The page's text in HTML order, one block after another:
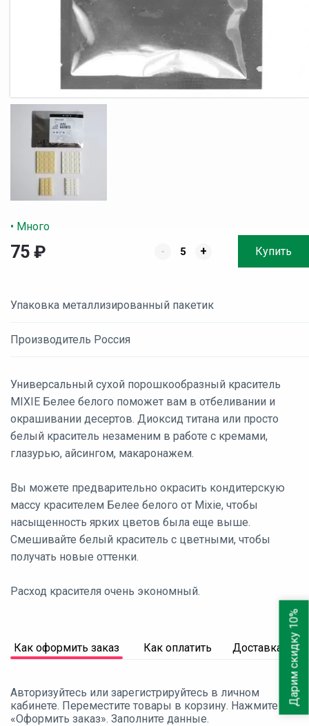
• Много
75 ₽ - + Купить
Упаковка металлизированный пакетик
Производитель Россия
Универсальный сухой порошкообразный краситель
MIXIE Белее белого поможет вам в отбеливании и
окрашивании десертов. Диоксид титана или просто
белый краситель незаменим в работе с кремами,
глазурью, айсингом, макаронажем.
Вы можете предварительно окрасить кондитерскую
массу красителем Белее белого от Mixie, чтобы
насыщенность ярких цветов была еще выше.
Смешивайте белый краситель с цветными, чтобы
получать новые оттенки.
Расход красителя очень экономный.
Как оформить заказ Как оплатить Доставка
Авторизуйтесь или зарегистрируйтесь в личном
кабинете. Переместите товары в корзину. Нажмите
«Оформить заказ». Заполните данные.
Дарим скидку 10%